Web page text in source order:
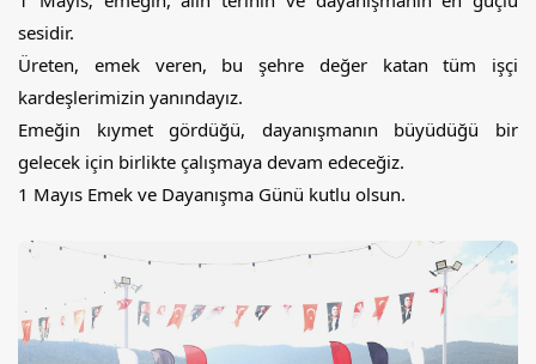
sesidir.
Üreten, emek veren, bu şehre değer katan tüm işçi
kardeşlerimizin yanındayız.
Emeğin kıymet gördüğü, dayanışmanın büyüdüğü bir
gelecek için birlikte çalışmaya devam edeceğiz.
1 Mayıs Emek ve Dayanışma Günü kutlu olsun.